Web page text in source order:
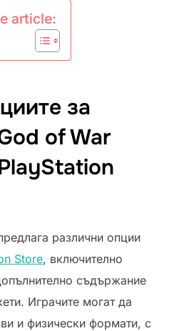
article:
за
of War
различни опции
Store, включително
съдържание
Играчите могат да
и физически формати, с